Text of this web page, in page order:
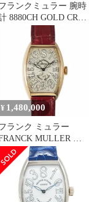
ランクミュラー 腕時
8880CH GOLD CRO
鑑定済み ブランド
¥ 1,480,000
ランク ミュラー
MULLER ク
イジーアワーズ
5850CH メンズ 腕時計
ルバー K18PG 自動巻
き Crazy Hours
90318091